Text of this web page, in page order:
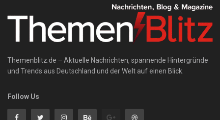
Themenblitz.de – Aktuelle Nachrichten, spannende Hintergründe
und Trends aus Deutschland und der Welt auf einen Blick.
Follow Us